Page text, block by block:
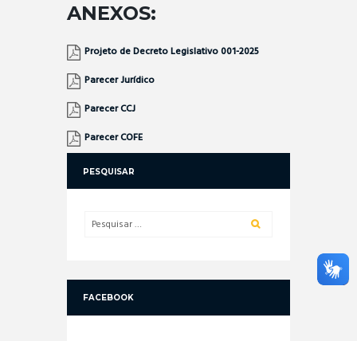
ANEXOS:
Projeto de Decreto Legislativo 001-2025
Parecer Jurídico
Parecer CCJ
Parecer COFE
PESQUISAR
FACEBOOK